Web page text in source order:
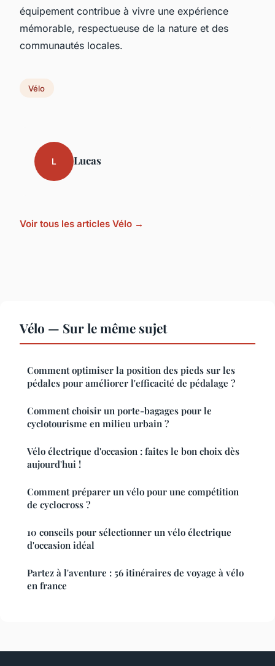
équipement contribue à vivre une expérience
mémorable, respectueuse de la nature et des
communautés locales.
Vélo
L Lucas
Voir tous les articles Vélo →
Vélo — Sur le même sujet
Comment optimiser la position des pieds sur les
pédales pour améliorer l'efficacité de pédalage ?
Comment choisir un porte-bagages pour le
cyclotourisme en milieu urbain ?
Vélo électrique d'occasion : faites le bon choix dès
aujourd'hui !
Comment préparer un vélo pour une compétition
de cyclocross ?
10 conseils pour sélectionner un vélo électrique
d'occasion idéal
Partez à l'aventure : 56 itinéraires de voyage à vélo
en france